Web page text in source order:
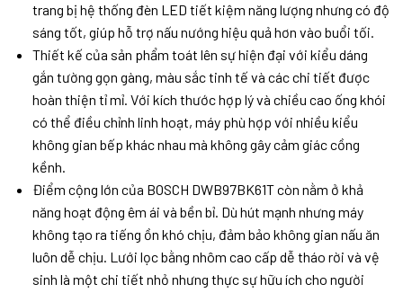
trang bị hệ thống đèn LED tiết kiệm năng lượng nhưng có độ
sáng tốt, giúp hỗ trợ nấu nướng hiệu quả hơn vào buổi tối.
Thiết kế của sản phẩm toát lên sự hiện đại với kiểu dáng
gắn tường gọn gàng, màu sắc tinh tế và các chi tiết được
hoàn thiện tỉ mỉ. Với kích thước hợp lý và chiều cao ống khói
có thể điều chỉnh linh hoạt, máy phù hợp với nhiều kiểu
không gian bếp khác nhau mà không gây cảm giác cồng
kềnh.
Điểm cộng lớn của BOSCH DWB97BK61T còn nằm ở khả
năng hoạt động êm ái và bền bỉ. Dù hút mạnh nhưng máy
không tạo ra tiếng ồn khó chịu, đảm bảo không gian nấu ăn
luôn dễ chịu. Lưới lọc bằng nhôm cao cấp dễ tháo rời và vệ
sinh là một chi tiết nhỏ nhưng thực sự hữu ích cho người